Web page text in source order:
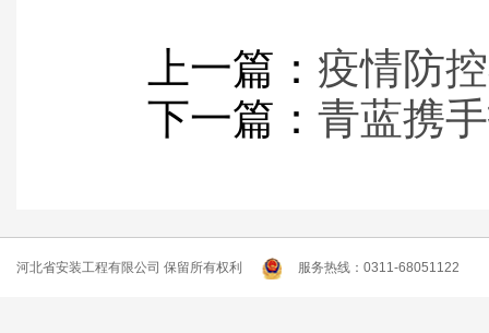
上一篇： 疫情防
下一篇： 青蓝携
河北省安装工程有限公司 保留所有权利 服务热线：0311-68051122